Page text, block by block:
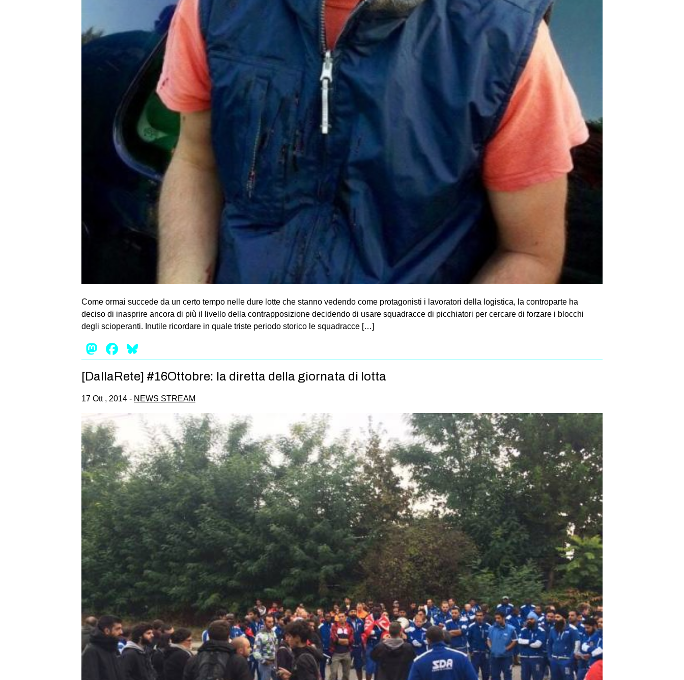
Come ormai succede da un certo tempo nelle dure lotte che stanno vedendo come protagonisti i lavoratori della logistica, la controparte ha
deciso di inasprire ancora di più il livello della contrapposizione decidendo di usare squadracce di picchiatori per cercare di forzare i blocchi
degli scioperanti. Inutile ricordare in quale triste periodo storico le squadracce […]
Mastodon
Facebook
[DallaRete] #16Ottobre: la diretta della giornata di lotta
17 Ott , 2014 - NEWS STREAM